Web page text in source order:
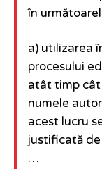
în
a) utilizarea
procesului
atât timp cât
numele
acest lucru
justificată
…